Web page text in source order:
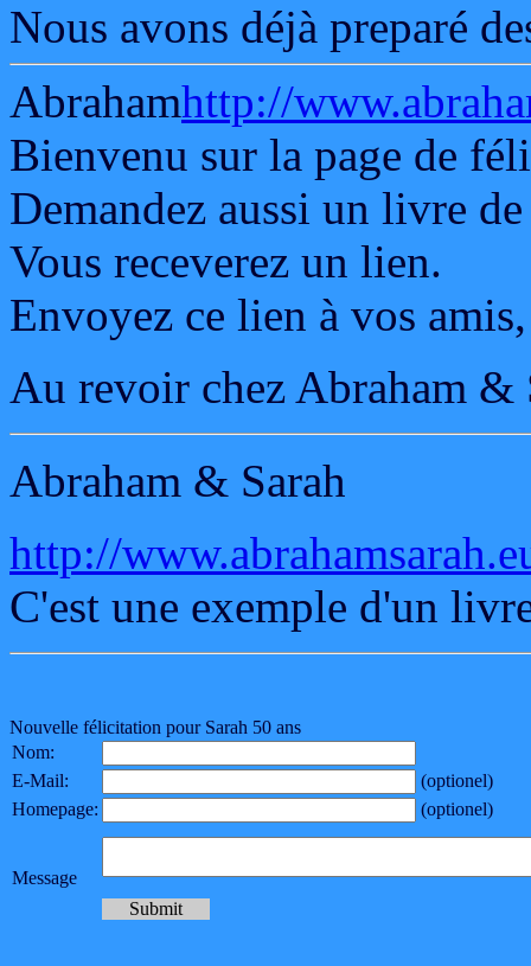
Nous avons déjà preparé
Abrahamhttp://
Bienvenu sur la page de
Demandez aussi un livre
Vous receverez un lien.
Envoyez ce lien à vos
Au revoir chez Abraham &
Abraham & Sarah
http://
C'est une exemple d'un
Nouvelle félicitation pour Sarah 50 ans
Nom:
E-Mail:
(optionel)
Homepage:
(optionel)
Message
Submit